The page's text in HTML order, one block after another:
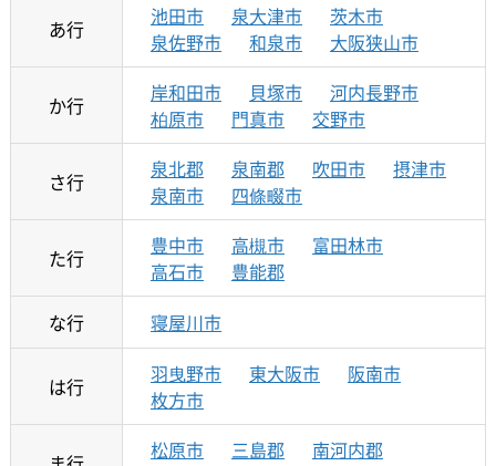
あ行 池田市 泉大津市
茨木市
泉佐野市
和泉市 大阪狭山市
か行 岸和田市 貝塚市
河内長野市
柏原市
門真市 交野市
さ行 泉北郡 泉南郡 吹田市
摂津市
泉南市
四條畷市
た行 豊中市 高槻市
富田林市
高石市
豊能郡
な行
寝屋川市
は行 羽曳野市 東大阪市
阪南市
枚方市
松原市 三島郡
南河内郡